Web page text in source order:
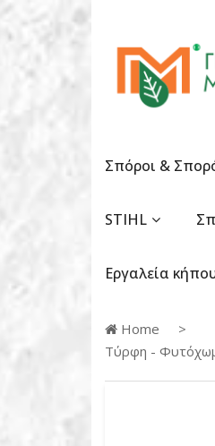
Σπόροι &
STIHL
Εργαλεία
Home
Τύρφη -